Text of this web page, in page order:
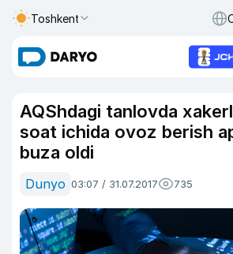
Toshkent
AQShdagi tanlovda
soat ichida ovoz berish
buza oldi
Dunyo 03:07 / 31.07.2017 735